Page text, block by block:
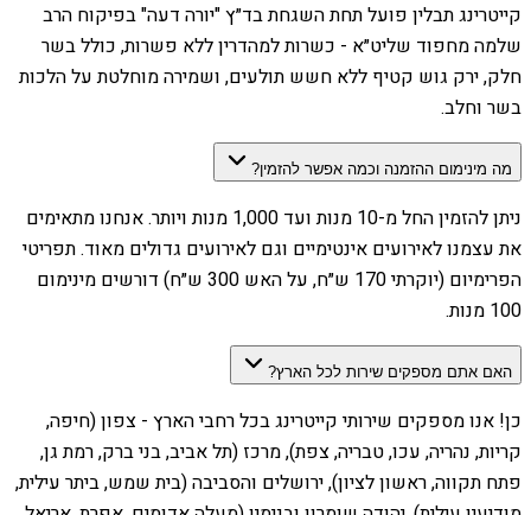
קייטרינג תבלין פועל תחת השגחת בד״ץ "יורה דעה" בפיקוח הרב
שלמה מחפוד שליט״א - כשרות למהדרין ללא פשרות, כולל בשר
חלק, ירק גוש קטיף ללא חשש תולעים, ושמירה מוחלטת על הלכות
בשר וחלב.
מה מינימום ההזמנה וכמה אפשר להזמין?
ניתן להזמין החל מ-10 מנות ועד 1,000 מנות ויותר. אנחנו מתאימים
את עצמנו לאירועים אינטימיים וגם לאירועים גדולים מאוד. תפריטי
הפרימיום (יוקרתי 170 ש״ח, על האש 300 ש״ח) דורשים מינימום
100 מנות.
האם אתם מספקים שירות לכל הארץ?
כן! אנו מספקים שירותי קייטרינג בכל רחבי הארץ - צפון (חיפה,
קריות, נהריה, עכו, טבריה, צפת), מרכז (תל אביב, בני ברק, רמת גן,
פתח תקווה, ראשון לציון), ירושלים והסביבה (בית שמש, ביתר עילית,